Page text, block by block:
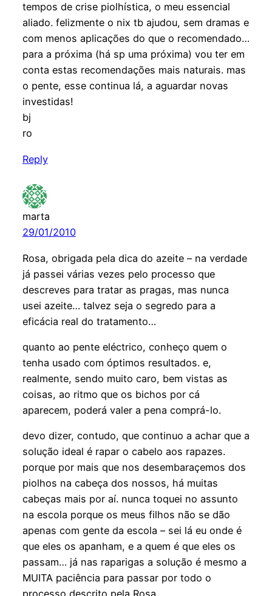
tempos de crise piolhística, o meu essencial
aliado. felizmente o nix tb ajudou, sem dramas e
com menos aplicações do que o recomendado…
para a próxima (há sp uma próxima) vou ter em
conta estas recomendações mais naturais. mas
o pente, esse continua lá, a aguardar novas
investidas!
bj
ro
Reply
marta
29/01/2010
Rosa, obrigada pela dica do azeite – na verdade
já passei várias vezes pelo processo que
descreves para tratar as pragas, mas nunca
usei azeite… talvez seja o segredo para a
eficácia real do tratamento…
quanto ao pente eléctrico, conheço quem o
tenha usado com óptimos resultados. e,
realmente, sendo muito caro, bem vistas as
coisas, ao ritmo que os bichos por cá
aparecem, poderá valer a pena comprá-lo.
devo dizer, contudo, que continuo a achar que a
solução ideal é rapar o cabelo aos rapazes.
porque por mais que nos desembaraçemos dos
piolhos na cabeça dos nossos, há muitas
cabeças mais por aí. nunca toquei no assunto
na escola porque os meus filhos não se dão
apenas com gente da escola – sei lá eu onde é
que eles os apanham, e a quem é que eles os
passam… já nas raparigas a solução é mesmo a
MUITA paciência para passar por todo o